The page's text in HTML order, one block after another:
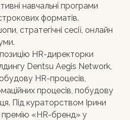
навчальні програми
форматів.
стратегічні сесії, онлайн
HR-директорки
Dentsu Aegis Network,
HR-процесів,
процесів, побудову
Під кураторством Ірини
«HR-бренд» у